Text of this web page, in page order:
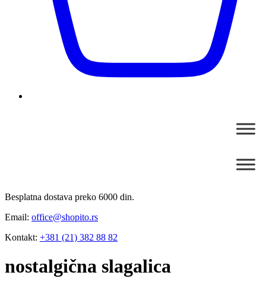
Besplatna dostava preko 6000 din.
Email: office@shopito.rs
Kontakt: +381 (21) 382 88 82
nostalgična slagalica